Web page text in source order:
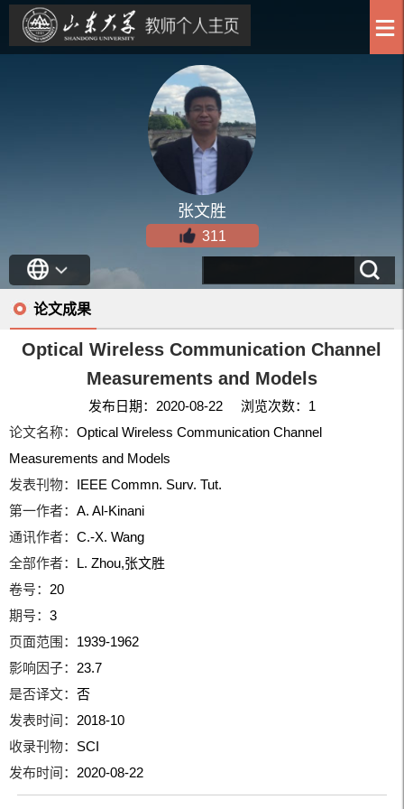
张文胜
311
论文成果
Optical Wireless Communication Channel
Measurements and Models
发布日期：2020-08-22 浏览次数： 1
论文名称：Optical Wireless Communication Channel
Measurements and Models
发表刊物： IEEE Commn. Surv. Tut.
第一作者：A. Al-Kinani
通讯作者：C.-X. Wang
全部作者： L. Zhou,张文胜
卷号： 20
期号：3
页面范围： 1939-1962
影响因子： 23.7
是否译文：否
发表时间： 2018-10
收录刊物： SCI
发布时间： 2020-08-22